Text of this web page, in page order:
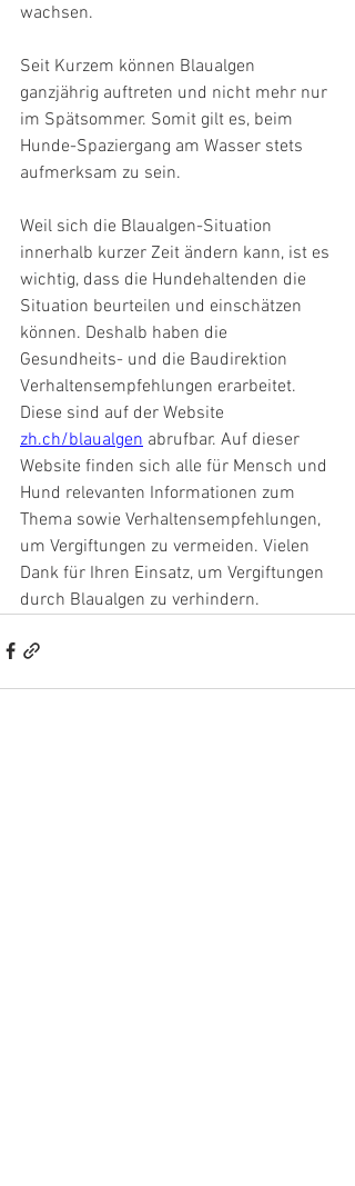
wachsen.
Seit Kurzem können Blaualgen
ganzjährig auftreten und nicht mehr nur
im Spätsommer. Somit gilt es, beim
Hunde-Spaziergang am Wasser stets
aufmerksam zu sein.
Weil sich die Blaualgen-Situation
innerhalb kurzer Zeit ändern kann, ist es
wichtig, dass die Hundehaltenden die
Situation beurteilen und einschätzen
können. Deshalb haben die
Gesundheits- und die Baudirektion
Verhaltensempfehlungen erarbeitet.
Diese sind auf der Website
zh.ch/blaualgen abrufbar. Auf dieser
Website finden sich alle für Mensch und
Hund relevanten Informationen zum
Thema sowie Verhaltensempfehlungen,
um Vergiftungen zu vermeiden. Vielen
Dank für Ihren Einsatz, um Vergiftungen
durch Blaualgen zu verhindern.